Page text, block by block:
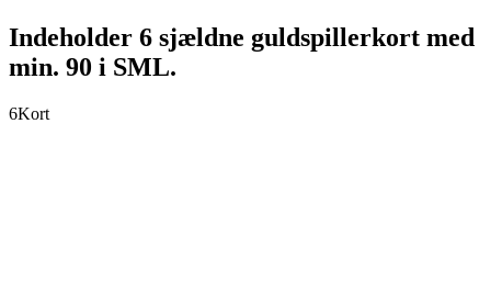
Indeholder 6 sjældne guldspillerkort med
min. 90 i SML.
6Kort